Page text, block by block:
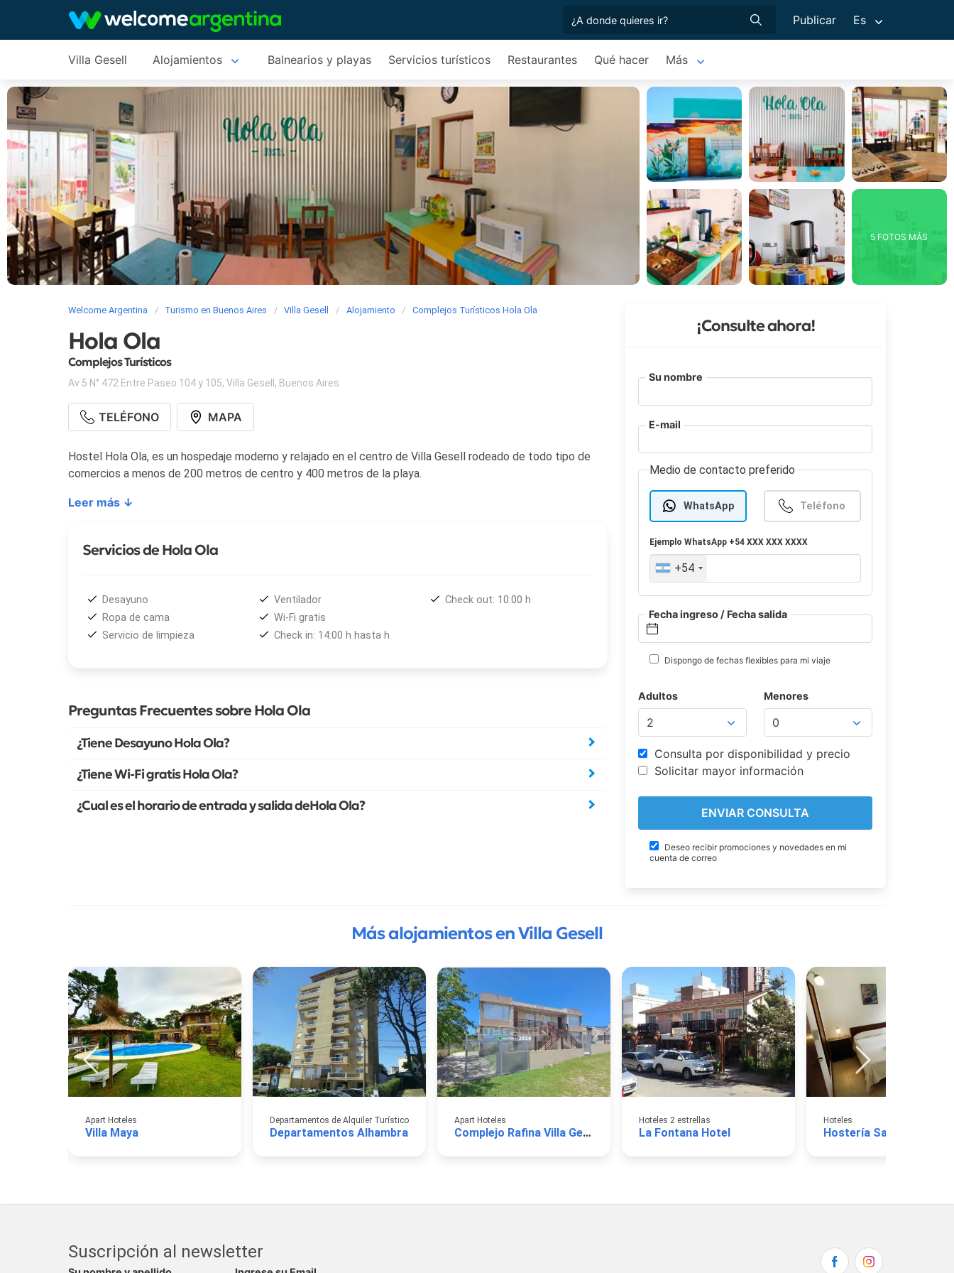
Publicar Es
Villa Gesell Alojamientos Balnearios y playas Servicios turísticos Restaurantes Qué hacer Más
5 FOTOS MÁS
Welcome Argentina Turismo en Buenos Aires Villa Gesell Alojamiento Complejos Turísticos Hola Ola
Hola Ola
Complejos Turísticos
Av 5 N° 472 Entre Paseo 104 y 105, Villa Gesell , Buenos Aires
TELÉFONO MAPA
Hostel Hola Ola, es un hospedaje moderno y relajado en el centro de Villa Gesell rodeado de todo tipo de
comercios a menos de 200 metros de centro y 400 metros de la playa.
Leer más ↓
Servicios de Hola Ola
Desayuno
Ropa de cama
Servicio de limpieza
Ventilador
Wi-Fi gratis
Check in: 14:00 h hasta h
Check out: 10:00 h
Preguntas Frecuentes sobre Hola Ola
¿Tiene Desayuno Hola Ola?
¿Tiene Wi-Fi gratis Hola Ola?
¿Cual es el horario de entrada y salida deHola Ola?
¡Consulte ahora!
Su nombre
E-mail
Medio de contacto preferido
WhatsApp Teléfono
EjemploWhatsApp +54 XXX XXX XXXX
+54
Fecha ingreso / Fecha salida
Dispongo de fechas flexibles para mi viaje
Adultos Menores
Consulta por disponibilidad y precio
Solicitar mayor información
Deseo recibir promociones y novedades en mi
cuenta de correo
Más alojamientos en Villa Gesell
Apart Hoteles
Villa Maya
Departamentos de Alquiler Turístico
Departamentos Alhambra
Apart Hoteles
Complejo Rafina Villa Gesell
Hoteles 2 estrellas
La Fontana Hotel
Hoteles
Hostería Sajonia
Suscripción al newsletter